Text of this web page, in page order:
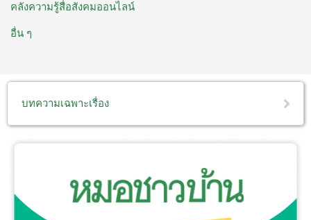
คลังความรู้สื่อสังคมออนไลน์
อื่น ๆ
บทความเฉพาะเรื่อง